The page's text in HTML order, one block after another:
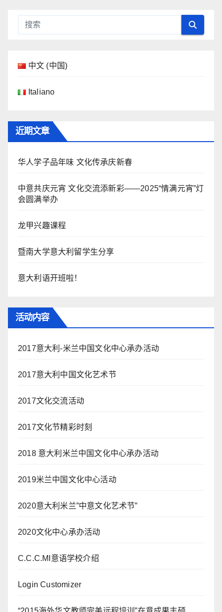
中文 (中国)
Italiano
近期文章
华人学子品年味 文化传承庆新春
中意共庆元宵 文化交流添新彩——2025“情满元宵”灯
会圆满举办
龙甲兴趣课程
暨南大学意大利留学生分享
意大利语开班啦！
活动内容
2017意大利-米兰中国文化中心承办活动
2017意大利中国文化艺术节
2017文化交流活动
2017文化节精彩时刻
2018 意大利米兰中国文化中心承办活动
2019米兰中国文化中心活动
2020意大利米兰”中意文化艺术节”
2020文化中心承办活动
C.C.C.MI意语学校介绍
Login Customizer